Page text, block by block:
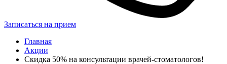
Записаться на прием
Главная
Акции
Скидка 50% на консультации врачей-стоматологов!